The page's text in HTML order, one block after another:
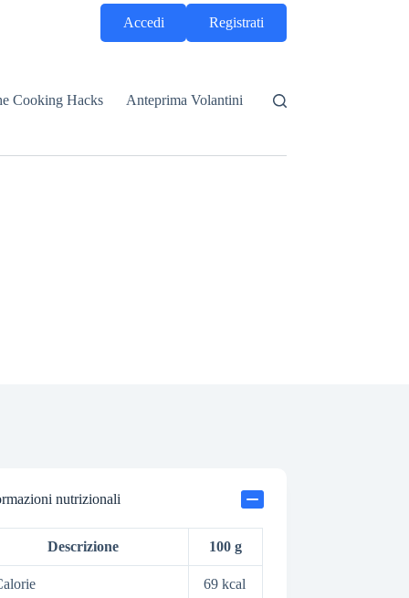
Accedi Registrati
Cooking Hacks Anteprima Volantini
nutrizionali
Descrizione 100 g
69 kcal